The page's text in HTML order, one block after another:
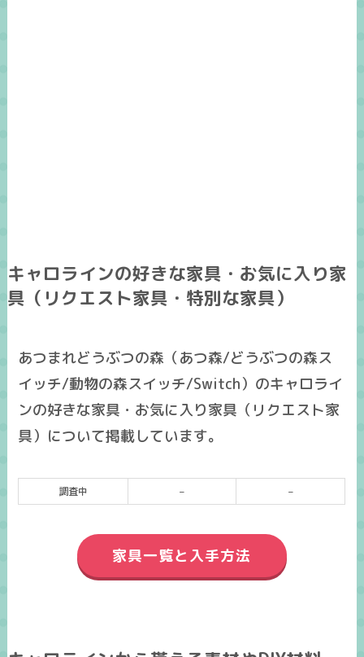
キャロラインの好きな家具・お気に入り家
具（リクエスト家具・特別な家具）
あつまれどうぶつの森（あつ森/どうぶつの森ス
イッチ/動物の森スイッチ/Switch）のキャロライ
ンの好きな家具・お気に入り家具（リクエスト家
具）について掲載しています。
調査中 – –
家具一覧と入手方法